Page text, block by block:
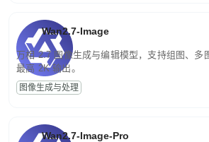
Wan2.7-Image
万相 2.7 图像生成与编辑模型，支持组图、多
最高 2K 输出。
图像生成与处理
Wan2.7-Image-Pro